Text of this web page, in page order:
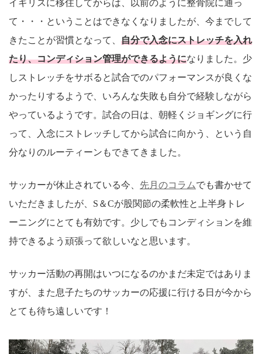
イギリスに移住してからは、以前のように整骨院に通っ
て・・・ということはできなくなりましたが、今までして
きたことが習慣となって、 自分で入念にストレッチを入れ
たり、コンディション管理ができるようになりました。少
しストレッチをサボると試合でのパフォーマンスが良くな
かったりするようで、いろんな失敗も自分で経験しながら
やっているようです。試合の日は、朝軽くジョギングに行
って、入念にストレッチしてから試合に向かう、という自
分なりのルーティーンもできてきました。
サッカーが休止されている今、 先月のコラムでも書かせて
いただきましたが、S＆Cが股関節の柔軟性と上半身トレ
ーニングにとても有効です。少しでもコンディションを維
持できるよう頑張って欲しいなと思います。
サッカー活動の再開はいつになるのかまだ未定ではありま
すが、また息子たちのサッカーの応援に行ける日が今から
とても待ち遠しいです！